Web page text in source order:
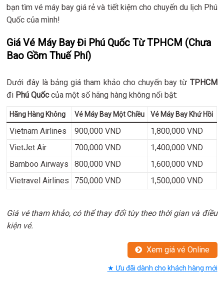
bạn tìm vé máy bay giá rẻ và tiết kiệm cho chuyến du lịch Phú
Quốc của mình!
Giá Vé Máy Bay Đi Phú Quốc Từ TPHCM (Chưa
Bao Gồm Thuế Phí)
Dưới đây là bảng giá tham khảo cho chuyến bay từ TPHCM
đi Phú Quốccủa một số hãng hàng không nổi bật:
Hãng Hàng Không Vé Máy Bay Một Chiều Vé Máy Bay Khứ Hồi
Vietnam Airlines 900,000 VND
1,800,000 VND
VietJet Air
700,000 VND
1,400,000 VND
Bamboo Airways
800,000 VND
1,600,000 VND
Vietravel Airlines
750,000 VND 1,500,000 VND
Giá vé tham khảo, có thể thay đổi tùy theo thời gian và điều
kiện vé.
Xem giá vé Online
★ Ưu đãi dành cho khách hàng mới